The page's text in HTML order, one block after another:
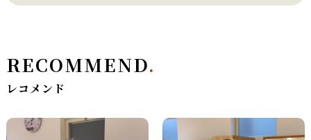
RECOMMEND.
レコメンド